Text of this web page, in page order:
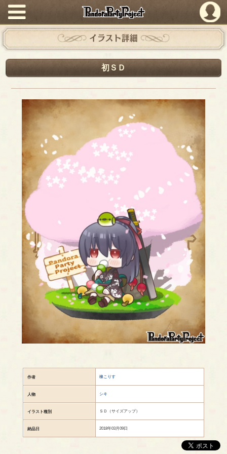
PandoraPartyProject
イラスト詳細
初ＳＤ
作者 橡こりす
人物 シキ
イラスト種別 ＳＤ（サイズアップ）
納品日 2018年03月09日